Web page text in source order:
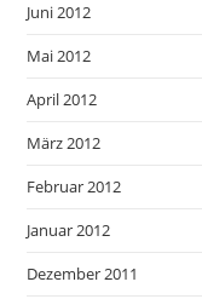
Juni 2012
Mai 2012
April 2012
März 2012
Februar 2012
Januar 2012
Dezember 2011